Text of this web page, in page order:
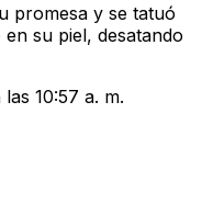
promesa y se tatuó
su piel, desatando
10:57 a. m.